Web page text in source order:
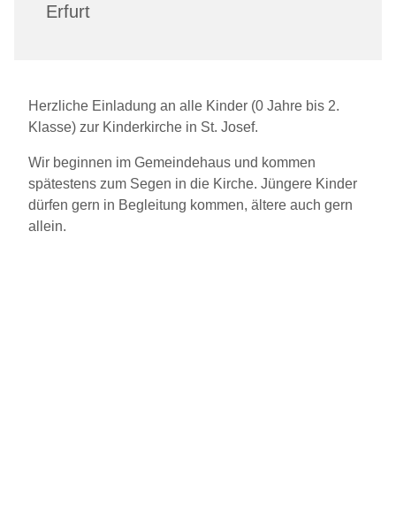
Erfurt
Herzliche Einladung an alle Kinder (0 Jahre bis 2.
Klasse) zur Kinderkirche in St. Josef.
Wir beginnen im Gemeindehaus und kommen
spätestens zum Segen in die Kirche. Jüngere Kinder
dürfen gern in Begleitung kommen, ältere auch gern
allein.